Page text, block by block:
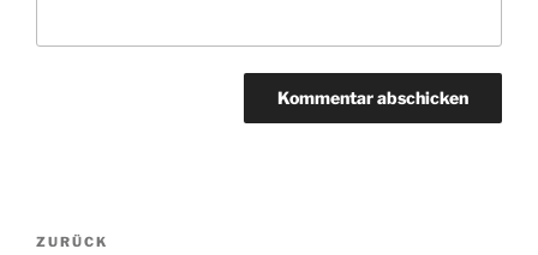
Beitragsnavigation
Vorheriger
ZURÜCK